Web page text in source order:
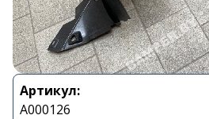
Артикул:
A000126